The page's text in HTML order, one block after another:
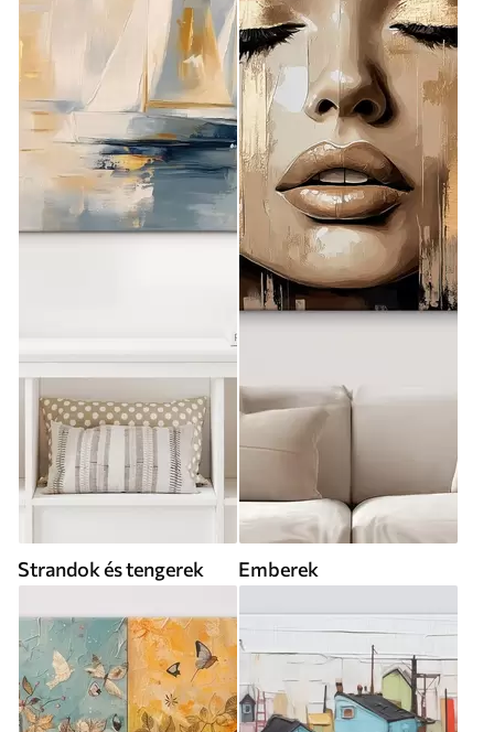
Strandok és tengerek Emberek